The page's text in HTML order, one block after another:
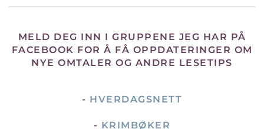
MELD DEG INN I GRUPPENE JEG HAR PÅ
FACEBOOK FOR Å FÅ OPPDATERINGER OM
NYE OMTALER OG ANDRE LESETIPS
- HVERDAGSNETT
- KRIMBØKER